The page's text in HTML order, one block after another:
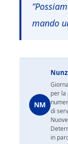
mando
NM
per la
di
in